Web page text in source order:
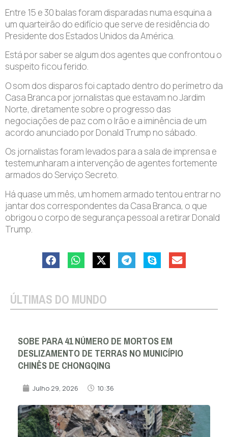
Entre 15 e 30 balas foram disparadas numa esquina a
um quarteirão do edifício que serve de residência do
Presidente dos Estados Unidos da América.
Está por saber se algum dos agentes que confrontou o
suspeito ficou ferido.
O som dos disparos foi captado dentro do perímetro da
Casa Branca por jornalistas que estavam no Jardim
Norte, diretamente sobre o progresso das
negociações de paz com o Irão e a iminência de um
acordo anunciado por Donald Trump no sábado.
Os jornalistas foram levados para a sala de imprensa e
testemunharam a intervenção de agentes fortemente
armados do Serviço Secreto.
Há quase um mês, um homem armado tentou entrar no
jantar dos correspondentes da Casa Branca, o que
obrigou o corpo de segurança pessoal a retirar Donald
Trump.
ÚLTIMAS DO MUNDO
SOBE PARA 41 NÚMERO DE MORTOS EM
DESLIZAMENTO DE TERRAS NO MUNICÍPIO
CHINÊS DE CHONGQING
Julho 29, 2026 10:36